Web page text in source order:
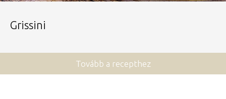
Grissini
Tovább a recepthez